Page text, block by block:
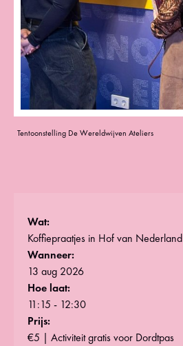
Tentoonstelling De Wereldwijven Ateliers
Wat:
Koffiepraatjes in Hof van Nederland
Wanneer:
13 aug 2026
Hoe laat:
11:15 - 12:30
Prijs:
€5 | Activiteit gratis voor Dordtpas